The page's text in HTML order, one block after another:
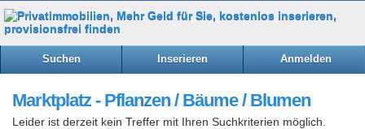
Suchen Inserieren Anmelden
Marktplatz - Pflanzen / Bäume / Blumen
Leider ist derzeit kein Treffer mit Ihren Suchkriterien möglich.